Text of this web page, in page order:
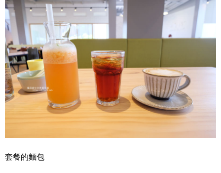
套餐的麵包